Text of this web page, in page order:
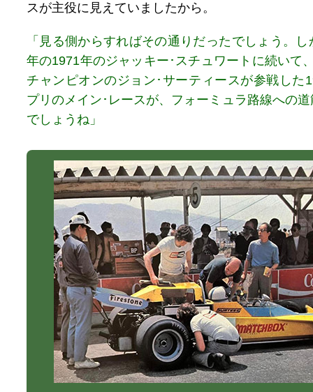
スが主役に見えていましたから。
「見る側からすればその通りだったでしょう。
年の1971年のジャッキー･スチュワートに続いて
チャンピオンのジョン･サーティースが参戦した
プリのメイン･レースが、フォーミュラ路線への
でしょうね」